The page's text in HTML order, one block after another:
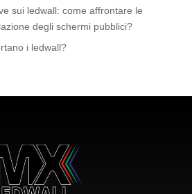
sui ledwall: come affrontare le
degli schermi pubblici?
i ledwall?